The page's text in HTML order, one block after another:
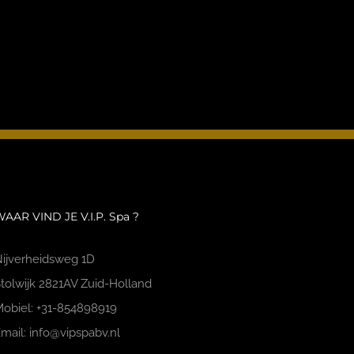
VIND JE V.I.P. Spa ?
1D
2821AV Zuid-Holland
+31-854898919
info@vipspabv.nl